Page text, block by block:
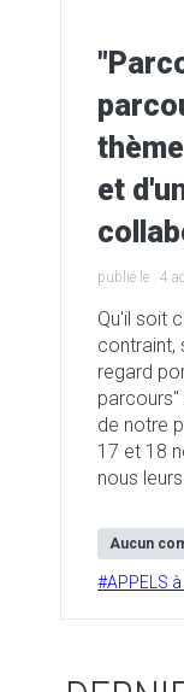
et
publié le : 4
Qu'il soit
contraint,
regard
parcours"
de notre
17 et 18
nous
Aucun
#APPELS